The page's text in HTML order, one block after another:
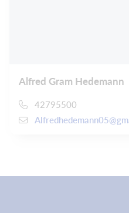
Alfred Gram Hedemann
42795500